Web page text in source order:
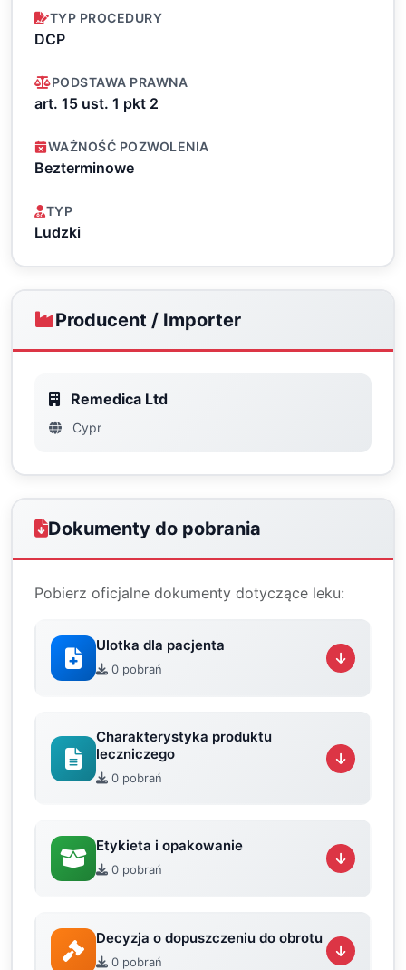
TYP PROCEDURY
DCP
PODSTAWA PRAWNA
art. 15 ust. 1 pkt 2
WAŻNOŚĆ POZWOLENIA
Bezterminowe
TYP
Ludzki
Producent / Importer
Remedica Ltd
Cypr
Dokumenty do pobrania
Pobierz oficjalne dokumenty dotyczące leku:
Ulotka dla pacjenta
0 pobrań
Charakterystyka produktu
leczniczego
0 pobrań
Etykieta i opakowanie
0 pobrań
Decyzja o dopuszczeniu do obrotu
0 pobrań